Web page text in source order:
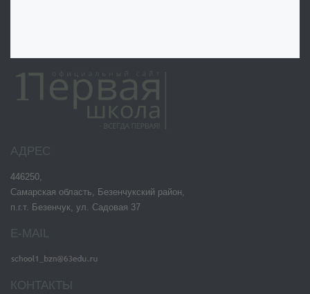
АДРЕС
446250,
Самарская область, Безенчукский район,
п.г.т. Безенчук, ул. Садовая 37
E-MAIL
КОНТАКТЫ